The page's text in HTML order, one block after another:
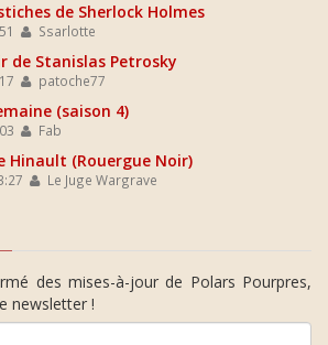
de Sherlock Holmes
Ssarlotte
de Stanislas Petrosky
patoche77
(saison 4)
Fab
Hinault (Rouergue Noir)
Le Juge Wargrave
des mises-à-jour de Polars Pourpres,
newsletter !